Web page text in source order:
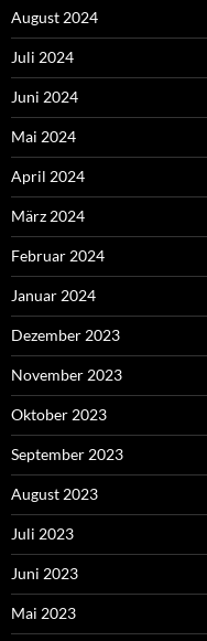
August 2024
Juli 2024
Juni 2024
Mai 2024
April 2024
März 2024
Februar 2024
Januar 2024
Dezember 2023
November 2023
Oktober 2023
September 2023
August 2023
Juli 2023
Juni 2023
Mai 2023